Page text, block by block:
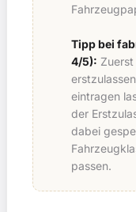
Tipp bei
4/5):
eintragen
der
dabei
passen.